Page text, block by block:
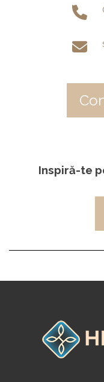
Inspiră-te